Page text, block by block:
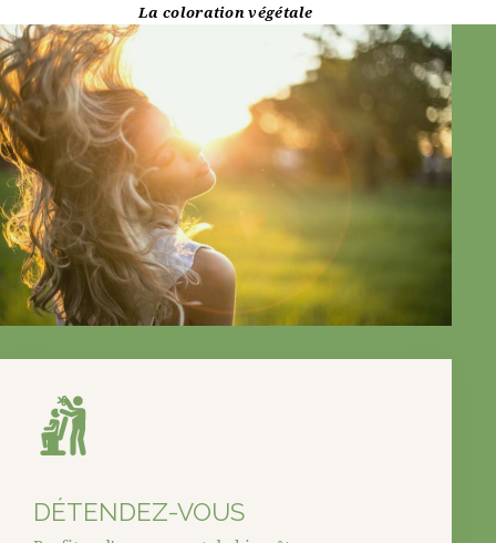
La coloration végétale
DÉTENDEZ-VOUS